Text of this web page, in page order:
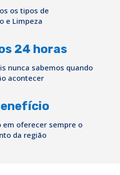
os tipos de
e Limpeza
24 horas
nunca sabemos quando
acontecer
em oferecer sempre o
da região